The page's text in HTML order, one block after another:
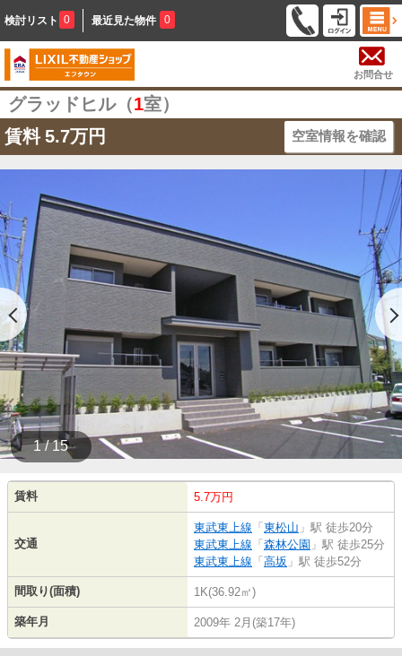
検討リスト 0 最近見た物件 0
お問合せ
グラッドヒル（1室）
賃料 5.7万円 空室情報を確認
1 / 15
賃料 5.7万円
交通
東武東上線 「 東松山 」駅 徒歩20分
東武東上線 「 森林公園 」駅 徒歩25分
東武東上線 「 高坂 」駅 徒歩52分
間取り(面積) 1K(36.92㎡)
築年月 2009年 2月(築17年)